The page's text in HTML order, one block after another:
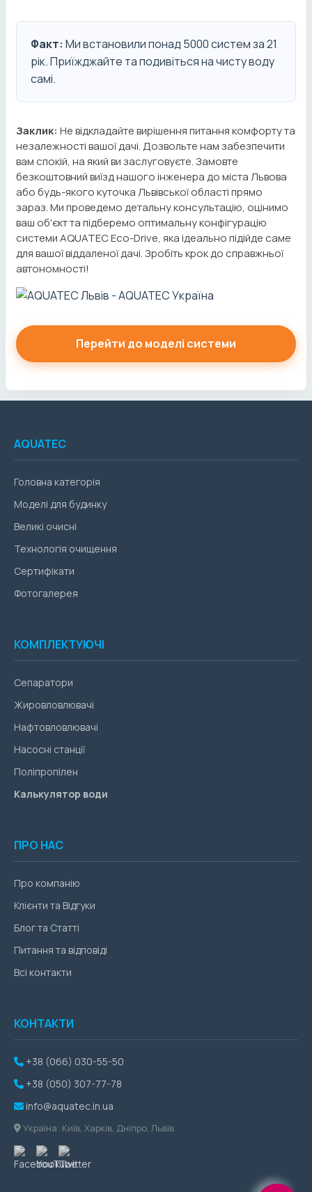
Факт: Ми встановили понад 5000 систем за 21
рік. Приїжджайте та подивіться на чисту воду
самі.
Заклик: Не відкладайте вирішення питання комфорту та
незалежності вашої дачі. Дозвольте нам забезпечити
вам спокій, на який ви заслуговуєте. Замовте
безкоштовний виїзд нашого інженера до міста Львова
або будь-якого куточка Львівської області прямо
зараз. Ми проведемо детальну консультацію, оцінимо
ваш об'єкт та підберемо оптимальну конфігурацію
системи AQUATEC Eco-Drive, яка ідеально підійде саме
для вашої віддаленої дачі. Зробіть крок до справжньої
автономності!
Перейти до моделі системи
AQUATEC
Головна категорія
Моделі для будинку
Великі очисні
Технологія очищення
Сертифікати
Фотогалерея
КОМПЛЕКТУЮЧІ
Сепаратори
Жировловлювачі
Нафтовловлювачі
Насосні станції
Поліпропілен
Калькулятор води
ПРО НАС
Про компанію
Клієнти та Відгуки
Блог та Статті
Питання та відповіді
Всі контакти
КОНТАКТИ
+38 (066) 030-55-50
+38 (050) 307-77-78
info@aquatec.in.ua
Україна: Київ, Харків, Дніпро, Львів